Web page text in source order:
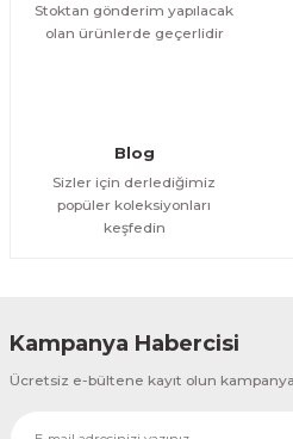
Stoktan gönderim yapılacak
olan ürünlerde geçerlidir
Blog
Sizler için derlediğimiz
popüler koleksiyonları
keşfedin
Kampanya Habercisi
Ücretsiz e-bültene kayıt olun